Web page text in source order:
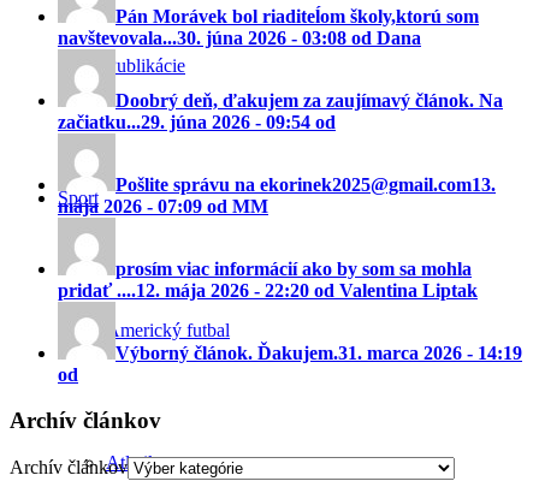
Publikácie
Šport
Americký futbal
Atletika
Pán Morávek bol riaditeĺom školy,ktorú som
navštevovala...30. júna 2026 - 03:08 od Dana
Doobrý deň, ďakujem za zaujímavý článok. Na
začiatku...29. júna 2026 - 09:54 od
Pošlite správu na ekorinek2025@gmail.com13.
mája 2026 - 07:09 od MM
prosím viac informácií ako by som sa mohla
pridať ....12. mája 2026 - 22:20 od Valentina Liptak
Výborný článok. Ďakujem.31. marca 2026 - 14:19
od
Archív článkov
Archív článkov